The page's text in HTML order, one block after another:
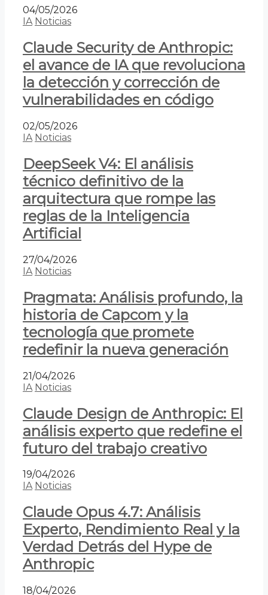
04/05/2026
IA Noticias
Claude Security de Anthropic:
el avance de IA que revoluciona
la detección y corrección de
vulnerabilidades en código
02/05/2026
IA Noticias
DeepSeek V4: El análisis
técnico definitivo de la
arquitectura que rompe las
reglas de la Inteligencia
Artificial
27/04/2026
IA Noticias
Pragmata: Análisis profundo, la
historia de Capcom y la
tecnología que promete
redefinir la nueva generación
21/04/2026
IA Noticias
Claude Design de Anthropic: El
análisis experto que redefine el
futuro del trabajo creativo
19/04/2026
IA Noticias
Claude Opus 4.7: Análisis
Experto, Rendimiento Real y la
Verdad Detrás del Hype de
Anthropic
18/04/2026